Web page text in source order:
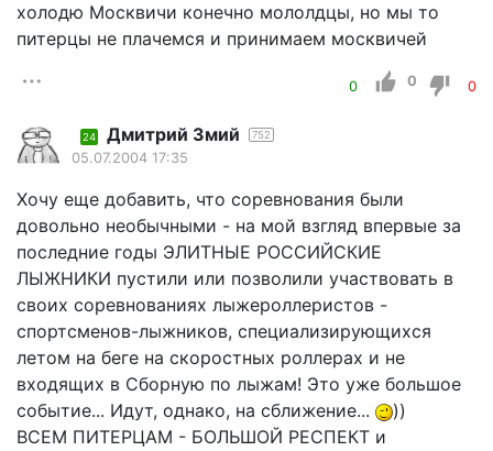
холодю Москвичи конечно мололдцы, но мы то
питерцы не плачемся и принимаем москвичей
0 0 0
24 Дмитрий Змий 752
05.07.2004 17:35
Хочу еще добавить, что соревнования были
довольно необычными - на мой взгляд впервые за
последние годы ЭЛИТНЫЕ РОССИЙСКИЕ
ЛЫЖНИКИ пустили или позволили участвовать в
своих соревнованиях лыжероллеристов -
спортсменов-лыжников, специализирующихся
летом на беге на скоростных роллерах и не
входящих в Сборную по лыжам! Это уже большое
событие... Идут, однако, на сближение...
))
ВСЕМ ПИТЕРЦАМ - БОЛЬШОЙ РЕСПЕКТ и